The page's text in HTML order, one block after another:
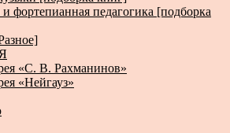
фортепианная педагогика [подборка
«С. В. Рахманинов»
«Нейгауз»